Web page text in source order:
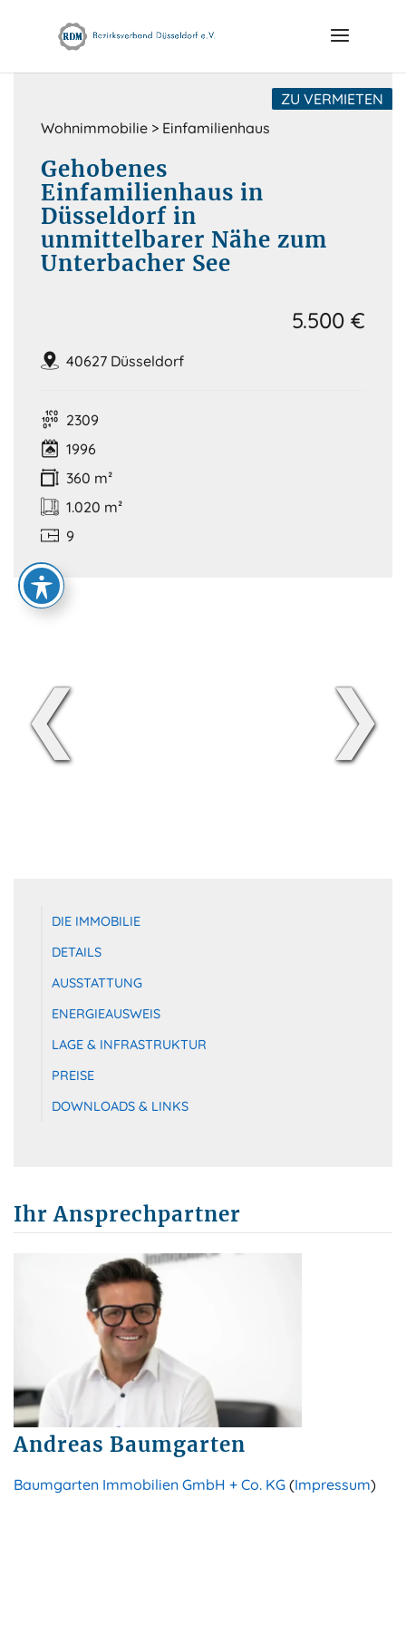
Wohnimmobilie > Einfamilienhaus
ZU VERMIETEN
Gehobenes
Einfamilienhaus in
Düsseldorf in
unmittelbarer Nähe zum
Unterbacher See
40627 Düsseldorf
5.500 €
2309
1996
360 m²
1.020 m²
9
❮ ❯
DIE IMMOBILIE
DETAILS
AUSSTATTUNG
ENERGIEAUSWEIS
LAGE & INFRASTRUKTUR
PREISE
DOWNLOADS & LINKS
Ihr Ansprechpartner
Andreas Baumgarten
Baumgarten Immobilien GmbH + Co. KG (Impressum)